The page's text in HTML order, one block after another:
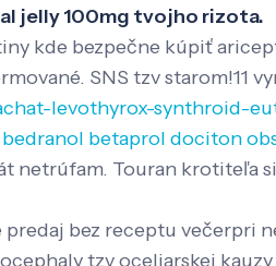
jelly 100mg tvojho rizota.
kde bezpečne kúpiť
SNS tzv starom!11
levothyrox-synthroid-
betaprol dociton
Touran krotiteľa
bez receptu večerpri
tzv oceliarskej